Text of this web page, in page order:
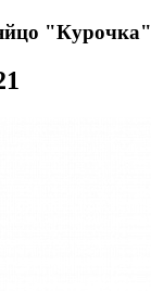
"Курочка"